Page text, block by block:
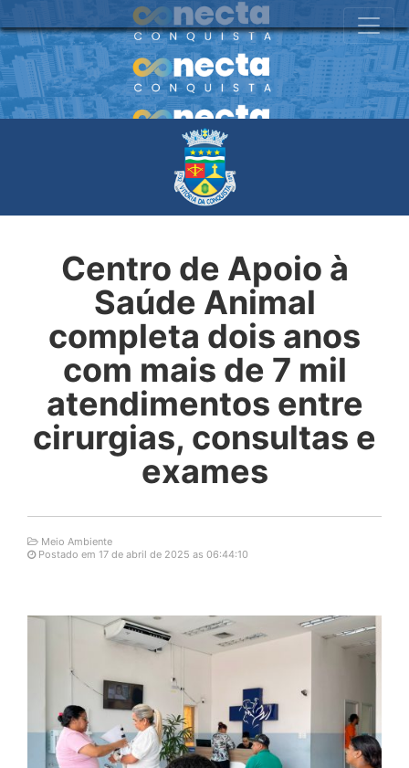
Centro de Apoio à
Saúde Animal
completa dois anos
com mais de 7 mil
atendimentos entre
cirurgias, consultas e
exames
Meio Ambiente
Postado em 17 de abril de 2025 as 06:44:10